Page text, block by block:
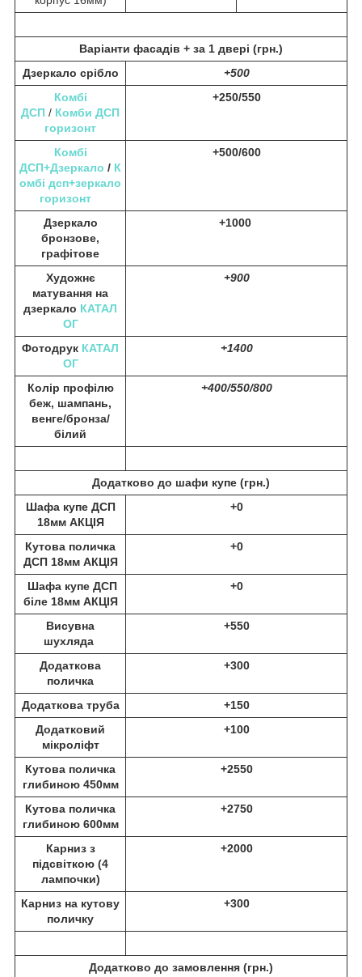
Варіанти фасадів + за 1 двері (грн.)
Дзеркало срібло
+500
Комбі
ДСП / Комби ДСП
горизонт
+250/550
Комбі
ДСП+Дзеркало / К
омбі дсп+зеркало
горизонт
+500/600
Дзеркало
бронзове,
графітове
+1000
Художнє
матування на
дзеркало КАТАЛ
ОГ
+900
Фотодрук КАТАЛ
ОГ
+1400
Колір профілю
беж, шампань,
венге/бронза/
білий
+400/550/800
Додатково до шафи купе (грн.)
Шафа купе ДСП
18мм АКЦІЯ
+0
Кутова поличка
ДСП 18мм АКЦІЯ
+0
Шафа купе ДСП
біле 18мм АКЦІЯ
+0
Висувна
шухляда
+550
Додаткова
поличка
+300
Додаткова труба
+150
Додатковий
мікроліфт
+100
Кутова поличка
глибиною 450мм
+2550
Кутова поличка
глибиною 600мм
+2750
Карниз з
підсвіткою (4
лампочки)
+2000
Карниз на кутову
поличку
+300
Додатково до замовлення (грн.)